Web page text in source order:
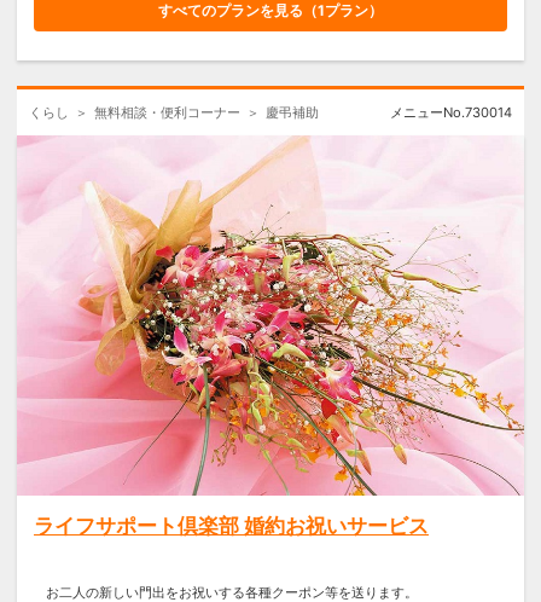
【対象】
※申請はご夫婦1組につき1回限り可
能です。
※申請時に会員資格を有する方に限
ります。
すべてのプランを見る（1プラン）
くらし 無料相談・便利コーナー 慶弔補助 メニューNo.730014
ライフサポート倶楽部 婚約お祝いサービス
お二人の新しい門出をお祝いする各種クーポン等を送ります。